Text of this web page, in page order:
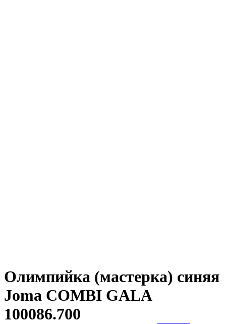
Олимпийка (мастерка) синяя
Joma COMBI GALA
100086.700